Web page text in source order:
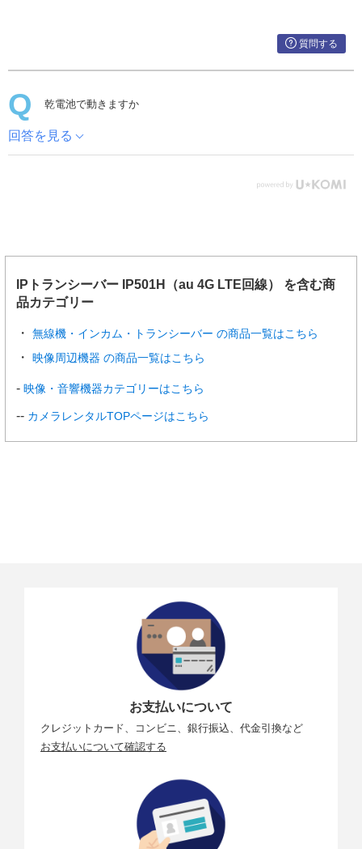
質問する
乾電池で動きますか
回答を見る
IPトランシーバー IP501H（au 4G LTE回線） を含む商
品カテゴリー
無線機・インカム・トランシーバー の商品一覧はこちら
映像周辺機器 の商品一覧はこちら
映像・音響機器カテゴリーはこちら
カメラレンタルTOPページはこちら
お支払いについて
クレジットカード、コンビニ、銀行振込、代金引換など
お支払いについて確認する